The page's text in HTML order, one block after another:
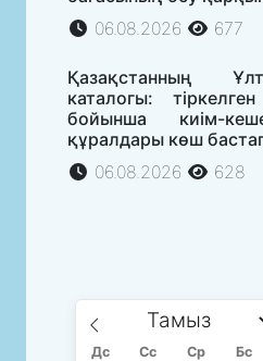
06.08.2026
677
Қазақстанның
каталогы:
бойынша киім-
құралдары көш
06.08.2026
628
Дс Сc Ср Бс